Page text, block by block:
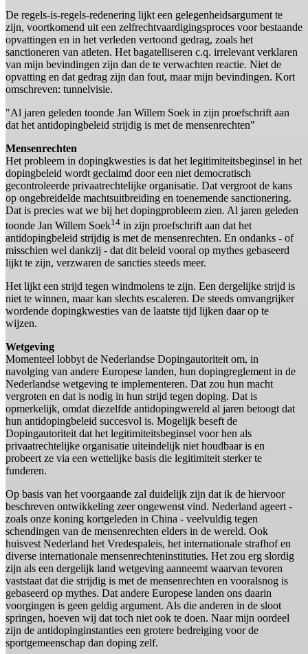
De regels-is-regels-redenering lijkt een gelegenheidsargument te
zijn, voortkomend uit een zelfrechtvaardigingsproces voor bestaande
opvattingen en in het verleden vertoond gedrag, zoals het
sanctioneren van atleten. Het bagatelliseren c.q. irrelevant verklaren
van mijn bevindingen zijn dan de te verwachten reactie. Niet de
opvatting en dat gedrag zijn dan fout, maar mijn bevindingen. Kort
omschreven: tunnelvisie.
"Al jaren geleden toonde Jan Willem Soek in zijn proefschrift aan
dat het antidopingbeleid strijdig is met de mensenrechten"
Mensenrechten
Het probleem in dopingkwesties is dat het legitimiteitsbeginsel in het
dopingbeleid wordt geclaimd door een niet democratisch
gecontroleerde privaatrechtelijke organisatie. Dat vergroot de kans
op ongebreidelde machtsuitbreiding en toenemende sanctionering.
Dat is precies wat we bij het dopingprobleem zien. Al jaren geleden
toonde Jan Willem Soek14 in zijn proefschrift aan dat het
antidopingbeleid strijdig is met de mensenrechten. En ondanks - of
misschien wel dankzij - dat dit beleid vooral op mythes gebaseerd
lijkt te zijn, verzwaren de sancties steeds meer.
Het lijkt een strijd tegen windmolens te zijn. Een dergelijke strijd is
niet te winnen, maar kan slechts escaleren. De steeds omvangrijker
wordende dopingkwesties van de laatste tijd lijken daar op te
wijzen.
Wetgeving
Momenteel lobbyt de Nederlandse Dopingautoriteit om, in
navolging van andere Europese landen, hun dopingreglement in de
Nederlandse wetgeving te implementeren. Dat zou hun macht
vergroten en dat is nodig in hun strijd tegen doping. Dat is
opmerkelijk, omdat diezelfde antidopingwereld al jaren betoogt dat
hun antidopingbeleid succesvol is. Mogelijk beseft de
Dopingautoriteit dat het legitimiteitsbeginsel voor hen als
privaatrechtelijke organisatie uiteindelijk niet houdbaar is en
probeert ze via een wettelijke basis die legitimiteit sterker te
funderen.
Op basis van het voorgaande zal duidelijk zijn dat ik de hiervoor
beschreven ontwikkeling zeer ongewenst vind. Nederland ageert -
zoals onze koning kortgeleden in China - veelvuldig tegen
schendingen van de mensenrechten elders in de wereld. Ook
huisvest Nederland het Vredespaleis, het internationale strafhof en
diverse internationale mensenrechteninstituties. Het zou erg slordig
zijn als een dergelijk land wetgeving aanneemt waarvan tevoren
vaststaat dat die strijdig is met de mensenrechten en vooralsnog is
gebaseerd op mythes. Dat andere Europese landen ons daarin
voorgingen is geen geldig argument. Als die anderen in de sloot
springen, hoeven wij dat toch niet ook te doen. Naar mijn oordeel
zijn de antidopinginstanties een grotere bedreiging voor de
sportgemeenschap dan doping zelf.